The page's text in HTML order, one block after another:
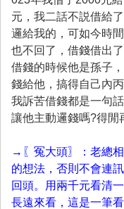
元，我二話不説借給
邏給我的，可如今時
也不回了，借錢借出
借錢的時候他是孫子
錢給他，搞得自己內
我訴苦借錢都是一句
讓他主動邏錢嗎?得
→〖冤大頭〗：老總
的想法，否則不會連
回頭。用兩千元看清
長遠來看，這是一筆